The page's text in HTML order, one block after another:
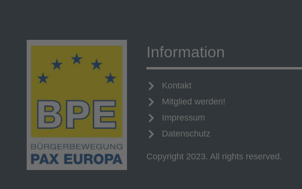
Information
Kontakt
Mitglied werden!
Impressum
Datenschutz
Copyright 2023. All rights reserved.